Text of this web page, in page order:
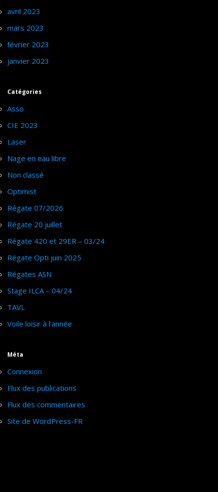
avril 2023
mars 2023
février 2023
janvier 2023
Catégories
Asso
CIE 2023
Laser
Nage en eau libre
Non classé
Optimist
Régate 07/2026
Régate 20 juillet
Régate 420 et 29ER – 03/24
Régate Opti juin 2025
Régates ASN
Stage ILCA – 04/24
TAVL
Voile loisir à l'année
Méta
Connexion
Flux des publications
Flux des commentaires
Site de WordPress-FR